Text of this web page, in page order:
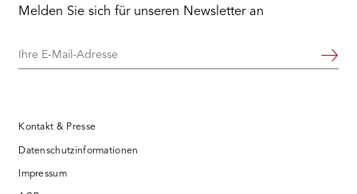
Melden Sie sich für unseren Newsletter an
Ihre
Weiter
Kontakt & Presse
Datenschutzinformationen
Impressum